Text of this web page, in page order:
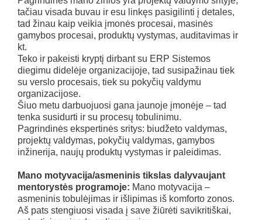
tačiau visada buvau ir esu linkęs pasigilinti į detales,
tad žinau kaip veikia įmonės procesai, masinės
gamybos procesai, produktų vystymas, auditavimas ir
kt.
Teko ir pakeisti kryptį dirbant su ERP Sistemos
diegimu didelėje organizacijoje, tad susipažinau tiek
su verslo procesais, tiek su pokyčių valdymu
organizacijose.
Šiuo metu darbuojuosi gana jaunoje įmonėje – tad
tenka susidurti ir su procesų tobulinimu.
Pagrindinės ekspertinės sritys: biudžeto valdymas,
projektų valdymas, pokyčių valdymas, gamybos
inžinerija, naujų produktų vystymas ir paleidimas.
Mano motyvacija/asmeninis tikslas dalyvaujant
mentorystės programoje: Mano motyvacija –
asmeninis tobulėjimas ir išlipimas iš komforto zonos.
Aš pats stengiuosi visada į save žiūrėti savikritiškai,